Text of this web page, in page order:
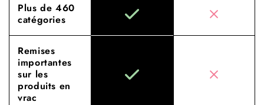
Plus de 460
catégories
Remises
importantes
sur les
produits en
vrac